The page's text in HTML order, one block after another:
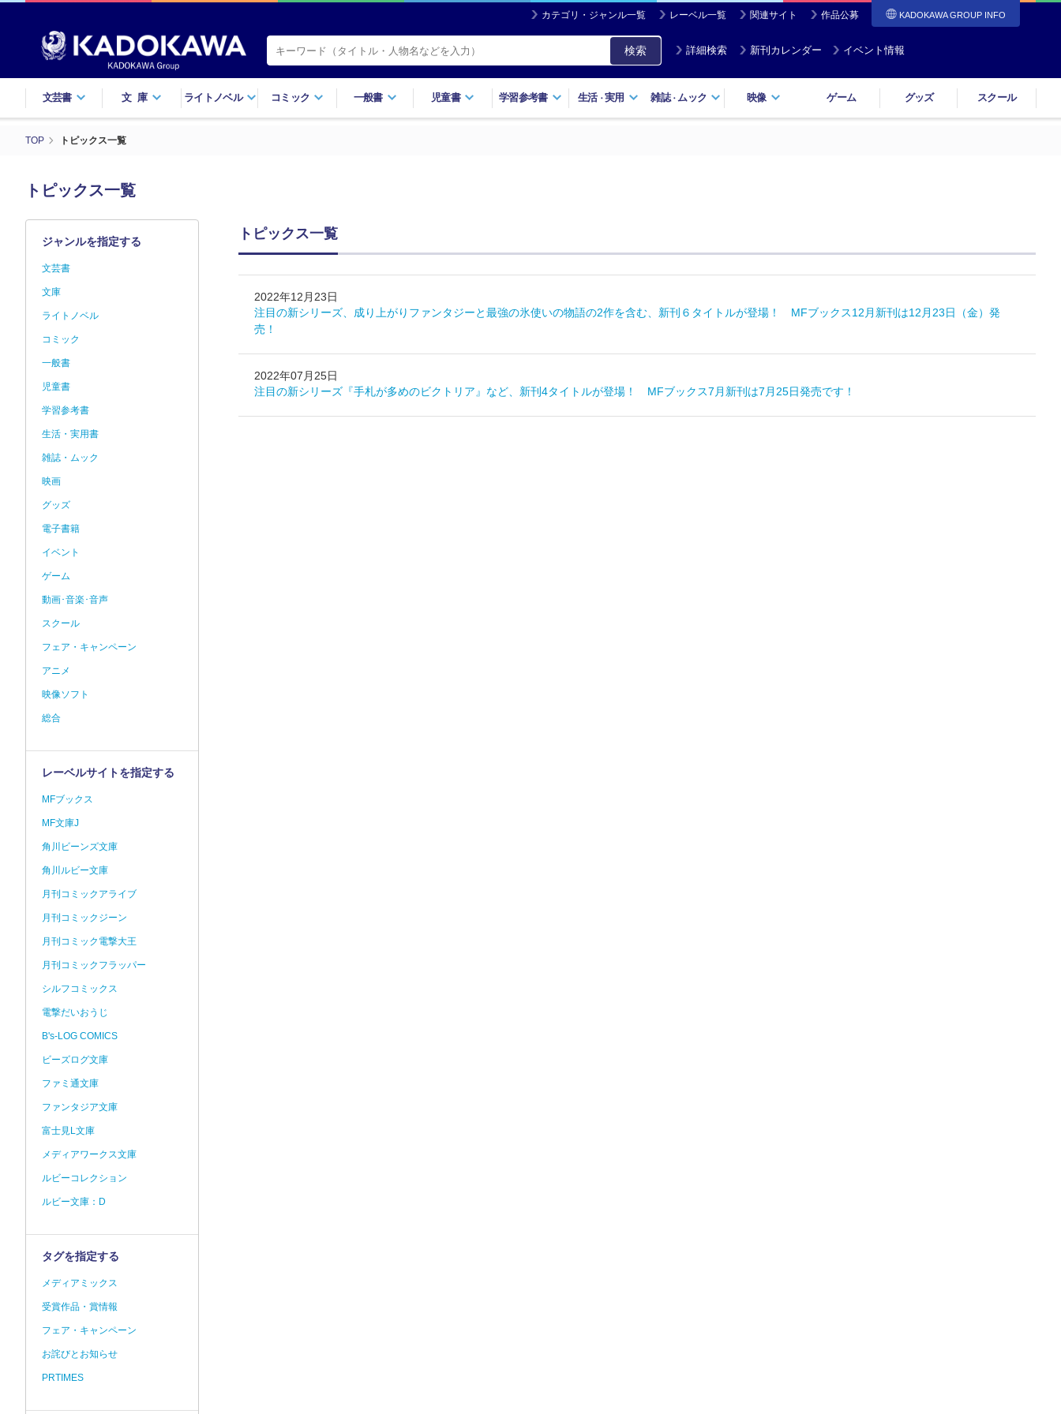
カテゴリ・ジャンル一覧 レーベル一覧 関連サイト 作品公募 KADOKAWA GROUP INFO
検索 詳細検索 新刊カレンダー イベント情報
文芸書 文庫 ライトノベル コミック 一般書 児童書 学習参考書 生活・実用 雑誌・ ムック 映像 ゲーム グッズ スクール
TOP トピックス一覧
トピックス一覧
トピックス一覧
2022年12月23日
注目の新シリーズ、成り上がりファンタジーと最強の氷使いの物語の2作を含む、新刊６タイトルが登場！ MFブックス12月新刊は12月23日（金）発
売！
2022年07月25日
注目の新シリーズ『手札が多めのビクトリア』など、新刊4タイトルが登場！ MFブックス7月新刊は7月25日発売です！
ジャンルを指定する
文芸書
文庫
ライトノベル
コミック
一般書
児童書
学習参考書
生活・実用書
雑誌・ムック
映画
グッズ
電子書籍
イベント
ゲーム
動画･音楽･音声
スクール
フェア・キャンペーン
アニメ
映像ソフト
総合
レーベルサイトを指定する
MFブックス
MF文庫J
角川ビーンズ文庫
角川ルビー文庫
月刊コミックアライブ
月刊コミックジーン
月刊コミック電撃大王
月刊コミックフラッパー
シルフコミックス
電撃だいおうじ
B's-LOG COMICS
ビーズログ文庫
ファミ通文庫
ファンタジア文庫
富士見L文庫
メディアワークス文庫
ルビーコレクション
ルビー文庫：D
タグを指定する
メディアミックス
受賞作品・賞情報
フェア・キャンペーン
お詫びとお知らせ
PRTIMES